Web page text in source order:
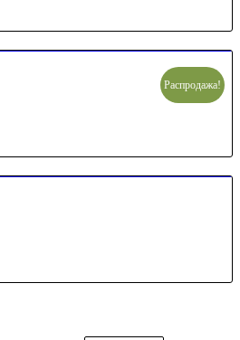
Распродажа!